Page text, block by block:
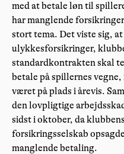
med at betale løn til
har manglende
stort tema. Det viste sig, at
ulykkesforsikringer,
standardkontrakten skal
betale på spillernes
været på plads i årevis.
den lovpligtige
sidst i oktober, da
forsikringsselskab
manglende betaling.